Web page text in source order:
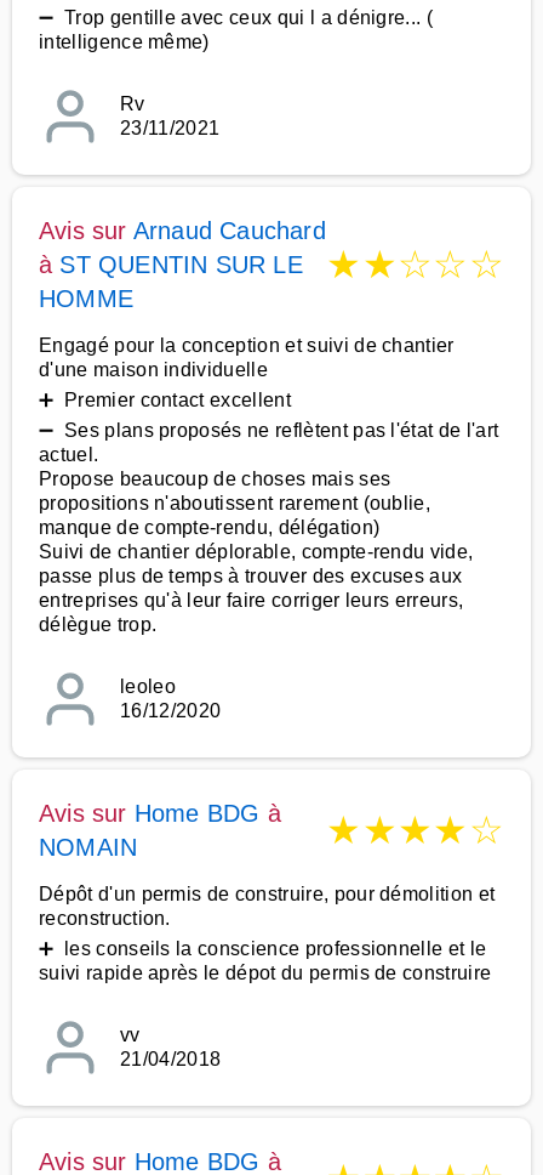
➖ Trop gentille avec ceux qui l a dénigre... (
intelligence même)
Rv
23/11/2021
Avis sur Arnaud Cauchard
à ST QUENTIN SUR LE
HOMME
★★☆☆☆
Engagé pour la conception et suivi de chantier
d'une maison individuelle
➕ Premier contact excellent
➖ Ses plans proposés ne reflètent pas l'état de l'art
actuel.
Propose beaucoup de choses mais ses
propositions n'aboutissent rarement (oublie,
manque de compte-rendu, délégation)
Suivi de chantier déplorable, compte-rendu vide,
passe plus de temps à trouver des excuses aux
entreprises qu'à leur faire corriger leurs erreurs,
délègue trop.
leoleo
16/12/2020
Avis sur Home BDG à
NOMAIN
★★★★☆
Dépôt d'un permis de construire, pour démolition et
reconstruction.
➕ les conseils la conscience professionnelle et le
suivi rapide après le dépot du permis de construire
vv
21/04/2018
Avis sur Home BDG à